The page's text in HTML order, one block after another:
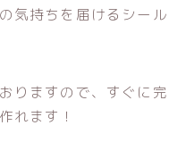
気持ちを届けるシール
りますので、すぐに完
れます！